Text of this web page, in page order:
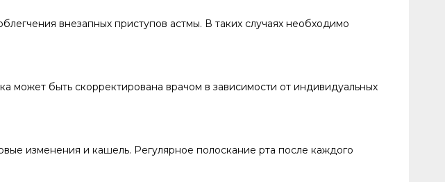
внезапных приступов астмы. В таких случаях необходимо
может быть скорректирована врачом в зависимости от индивидуальных
изменения и кашель. Регулярное полоскание рта после каждого